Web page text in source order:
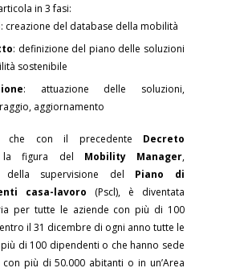
in 3 fasi:
: creazione del database della mobilità
: definizione del piano delle soluzioni
sostenibile
: attuazione delle soluzioni,
aggiornamento
che con il precedente Decreto
la figura del Mobility Manager,
della supervisione del Piano di
casa-lavoro (Pscl), è diventata
per tutte le aziende con più di 100
il 31 dicembre di ogni anno tutte le
di 100 dipendenti o che hanno sede
più di 50.000 abitanti o in un’Area